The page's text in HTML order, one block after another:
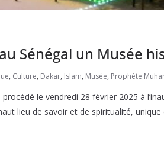
Sénégal un Musée
, Culture, Dakar, Islam, Musée, Prophète
le vendredi 28 février 2025 à
lieu de savoir et de spiritualité,